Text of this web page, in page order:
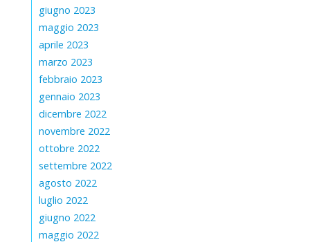
giugno 2023
maggio 2023
aprile 2023
marzo 2023
febbraio 2023
gennaio 2023
dicembre 2022
novembre 2022
ottobre 2022
settembre 2022
agosto 2022
luglio 2022
giugno 2022
maggio 2022